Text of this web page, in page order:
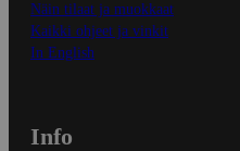
Näin tilaat ja muokkaat
Kaikki ohjeet ja vinkit
In English
Info